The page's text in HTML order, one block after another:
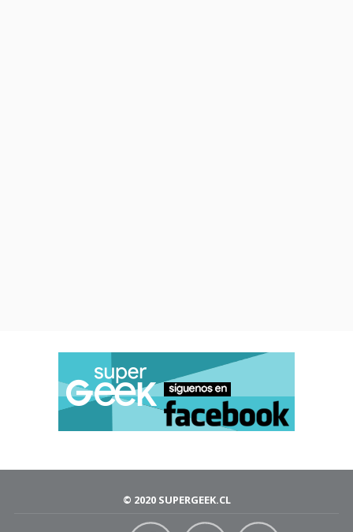
© 2020 SUPERGEEK.CL